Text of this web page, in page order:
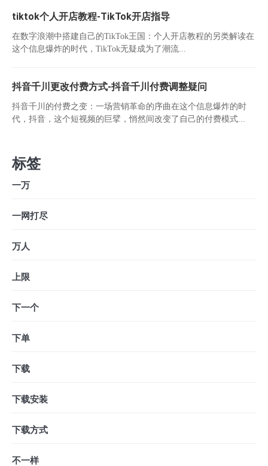
tiktok个人开店教程-TikTok开店指导
在数字浪潮中搭建自己的TikTok王国：个人开店教程的另类解读在
这个信息爆炸的时代，TikTok无疑成为了潮流...
抖音千川更改付费方式-抖音千川付费调整疑问
抖音千川的付费之变：一场营销革命的序曲在这个信息爆炸的时
代，抖音，这个短视频的巨擘，悄然间改变了自己的付费模式...
标签
一万
一网打尽
万人
上限
下一个
下单
下载
下载安装
下载方式
不一样